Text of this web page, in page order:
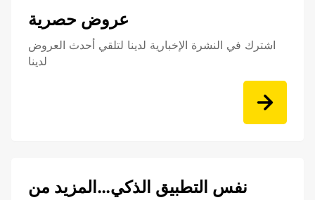
عروض حصرية
اشترك في النشرة الإخبارية لدينا لتلقي أحدث العروض
لدينا
نفس التطبيق الذكي…المزيد من